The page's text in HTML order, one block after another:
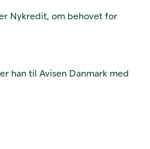
Nykredit, om behovet for
han til Avisen Danmark med